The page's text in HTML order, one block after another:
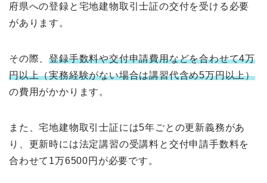
府県への登録と宅地建物取引士証の交付を受ける必要
があります。
その際、登録手数料や交付申請費用などを合わせて4万
円以上（実務経験がない場合は講習代含め5万円以上）
の費用がかかります。
また、宅地建物取引士証には5年ごとの更新義務があ
り、更新時には法定講習の受講料と交付申請手数料を
合わせて1万6500円が必要です。